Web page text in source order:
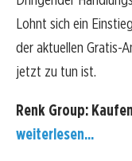
Lohnt sich ein
der aktuellen Gratis-
jetzt zu tun ist.
Renk Group:
weiterlesen...